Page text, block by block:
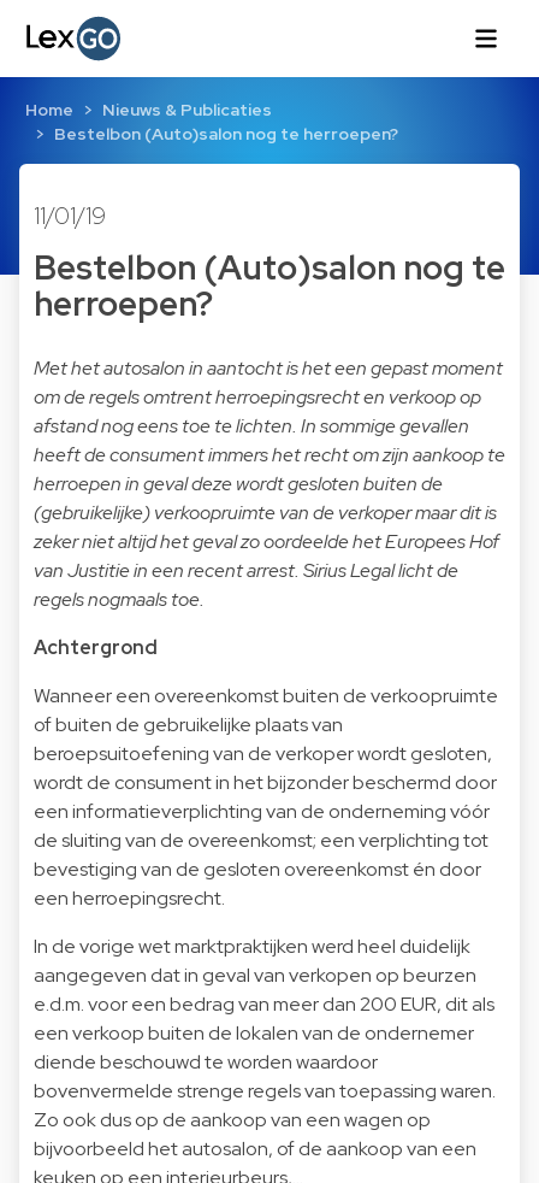
Home
Nieuws & Publicaties
Bestelbon (Auto)salon nog te herroepen?
11/01/19
Bestelbon (Auto)salon nog te
herroepen?
Met het autosalon in aantocht is het een gepast moment
om de regels omtrent herroepingsrecht en verkoop op
afstand nog eens toe te lichten. In sommige gevallen
heeft de consument immers het recht om zijn aankoop te
herroepen in geval deze wordt gesloten buiten de
(gebruikelijke) verkoopruimte van de verkoper maar dit is
zeker niet altijd het geval zo oordeelde het Europees Hof
van Justitie in een recent arrest. Sirius Legal licht de
regels nogmaals toe.
Achtergrond
Wanneer een overeenkomst buiten de verkoopruimte
of buiten de gebruikelijke plaats van
beroepsuitoefening van de verkoper wordt gesloten,
wordt de consument in het bijzonder beschermd door
een informatieverplichting van de onderneming vóór
de sluiting van de overeenkomst; een verplichting tot
bevestiging van de gesloten overeenkomst én door
een herroepingsrecht.
In de vorige wet marktpraktijken werd heel duidelijk
aangegeven dat in geval van verkopen op beurzen
e.d.m. voor een bedrag van meer dan 200 EUR, dit als
een verkoop buiten de lokalen van de ondernemer
diende beschouwd te worden waardoor
bovenvermelde strenge regels van toepassing waren.
Zo ook dus op de aankoop van een wagen op
bijvoorbeeld het autosalon, of de aankoop van een
keuken op een interieurbeurs,…